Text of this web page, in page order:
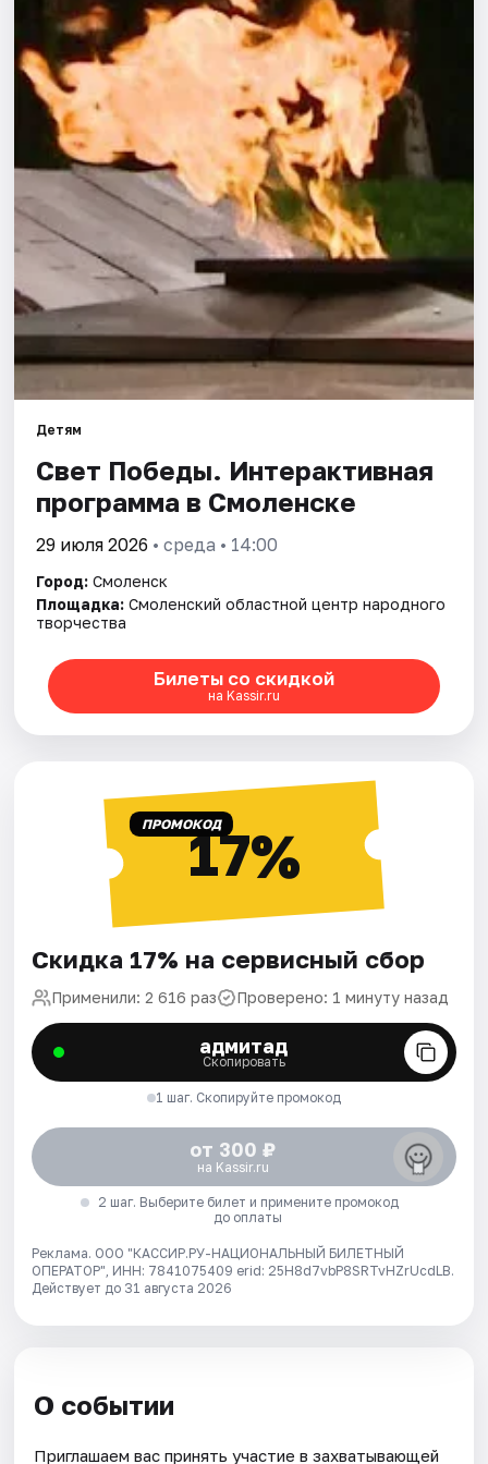
Города
Площадки
Артисты
Рейтинги
Детям
Свет Победы. Интерактивная
программа в Смоленске
29 июля 2026 • среда • 14:00
Город: Смоленск
Площадка: Смоленский областной центр народного
творчества
Билеты со скидкой
на Kassir.ru
ПРОМОКОД17%
Скидка 17% на сервисный сбор
Применили: 2 616 раз Проверено: 1 минуту назад
адмитад
Скопировать
1 шаг. Скопируйте промокод
от 300 ₽
на Kassir.ru
2 шаг. Выберите билет и примените промокод
до оплаты
Реклама. ООО "КАССИР.РУ-НАЦИОНАЛЬНЫЙ БИЛЕТНЫЙ
ОПЕРАТОР", ИНН: 7841075409 erid: 25H8d7vbP8SRTvHZrUcdLB.
Действует до 31 августа 2026
О событии
Приглашаем вас принять участие в захватывающей